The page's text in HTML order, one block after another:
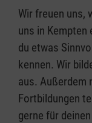
Wir freuen uns,
uns in
du etwas
kennen. Wir
aus. Außerdem
Fortbildungen
gerne für